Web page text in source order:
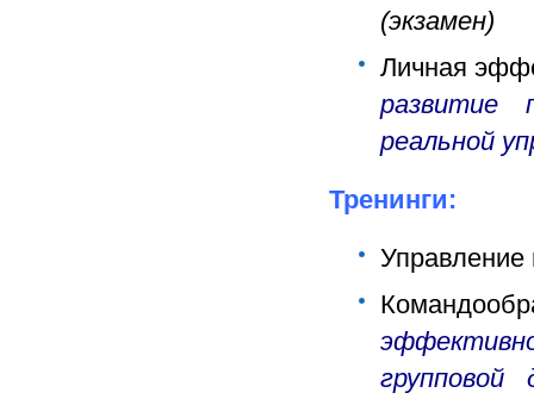
(экзамен)
Личная
развитие
реальной
Тренинги: